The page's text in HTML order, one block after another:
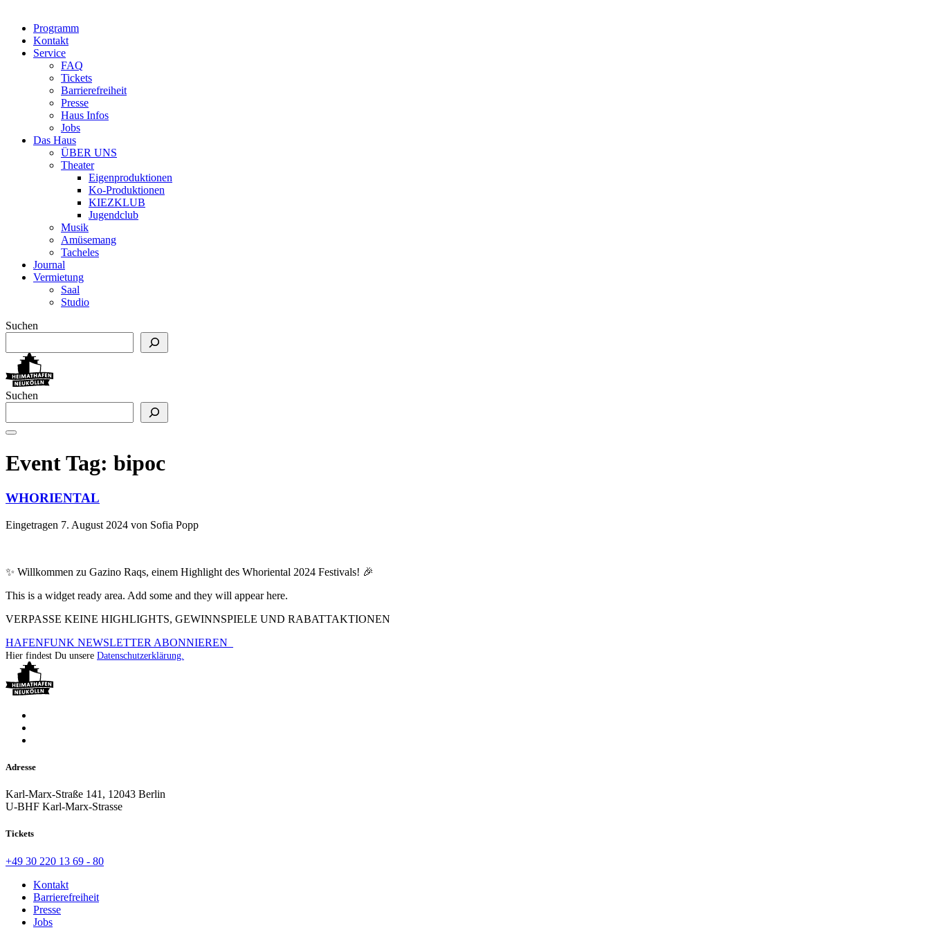
Programm
Kontakt
Service
FAQ
Tickets
Barrierefreiheit
Presse
Haus Infos
Jobs
Das Haus
ÜBER UNS
Theater
Eigenproduktionen
Ko-Produktionen
KIEZKLUB
Jugendclub
Musik
Amüsemang
Tacheles
Journal
Vermietung
Saal
Studio
Suchen
Suchen
Event Tag: bipoc
WHORIENTAL
Eingetragen 7. August 2024 von Sofia Popp
✨ Willkommen zu Gazino Raqs, einem Highlight des Whoriental 2024 Festivals! 🎉
This is a widget ready area. Add some and they will appear here.
VERPASSE KEINE HIGHLIGHTS, GEWINNSPIELE UND RABATTAKTIONEN
HAFENFUNK NEWSLETTER ABONNIEREN
Hier findest Du unsere Datenschutzerklärung.
Adresse
Karl-Marx-Straße 141, 12043 Berlin
U-BHF Karl-Marx-Strasse
Tickets
+49 30 220 13 69 - 80
Kontakt
Barrierefreiheit
Presse
Jobs